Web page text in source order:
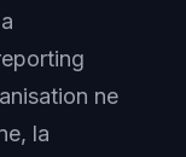
ne
la